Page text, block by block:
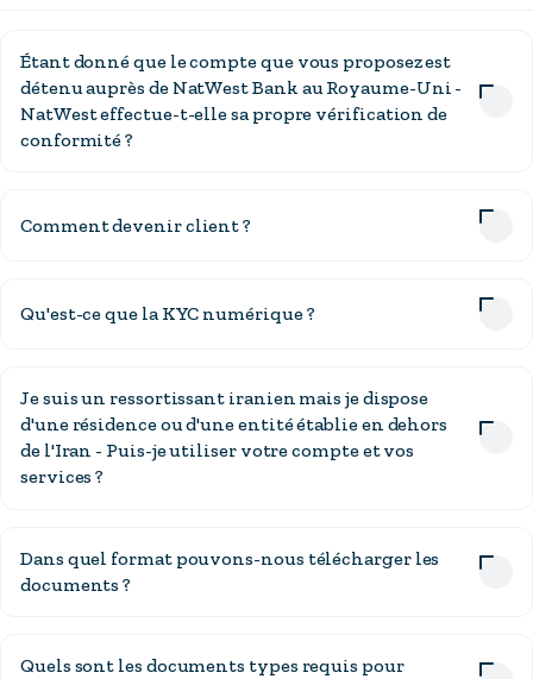
Étant donné que le compte que vous proposez est
détenu auprès de NatWest Bank au Royaume-Uni -
NatWest effectue-t-elle sa propre vérification de
conformité ?
Comment devenir client ?
Qu'est-ce que la KYC numérique ?
Je suis un ressortissant iranien mais je dispose
d'une résidence ou d'une entité établie en dehors
de l'Iran - Puis-je utiliser votre compte et vos
services ?
Dans quel format pouvons-nous télécharger les
documents ?
Quels sont les documents types requis pour